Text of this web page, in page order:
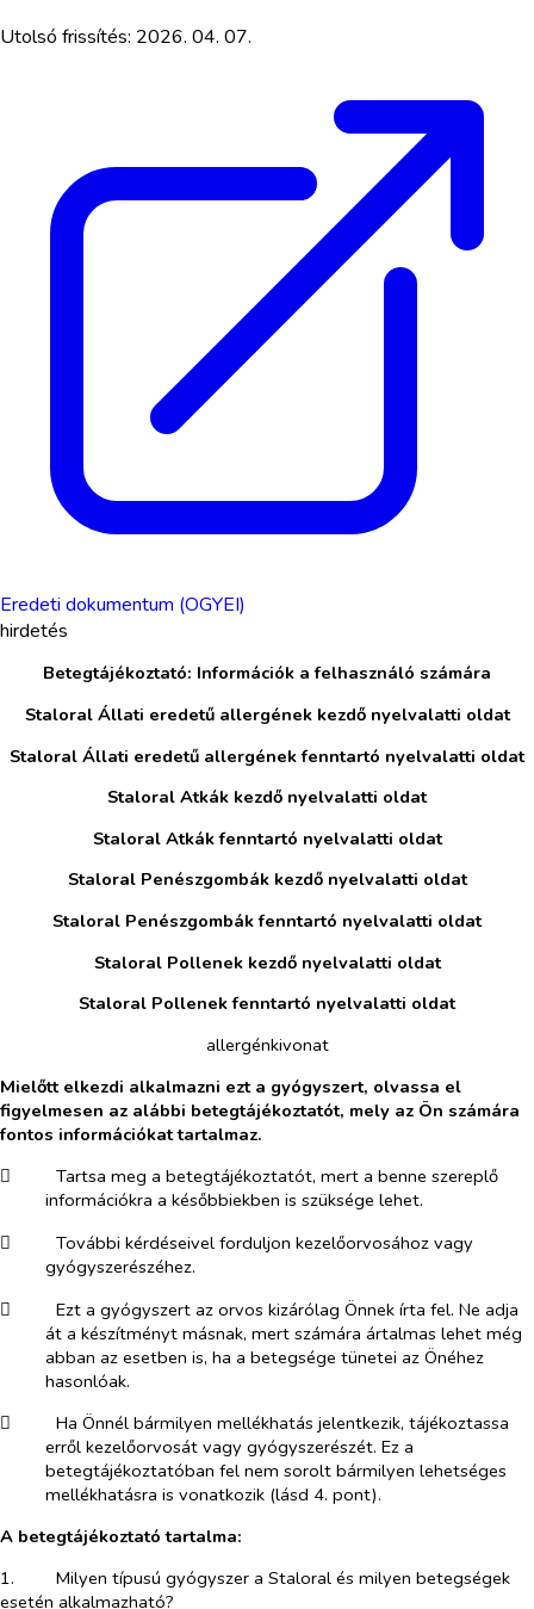
Utolsó frissítés: 2026. 04. 07.
Eredeti dokumentum (OGYEI)
hirdetés
Betegtájékoztató: Információk a felhasználó számára
Staloral Állati eredetű allergének kezdő nyelvalatti oldat
Staloral Állati eredetű allergének fenntartó nyelvalatti oldat
Staloral Atkák kezdő nyelvalatti oldat
Staloral Atkák fenntartó nyelvalatti oldat
Staloral Penészgombák kezdő nyelvalatti oldat
Staloral Penészgombák fenntartó nyelvalatti oldat
Staloral Pollenek kezdő nyelvalatti oldat
Staloral Pollenek fenntartó nyelvalatti oldat
allergénkivonat
Mielőtt elkezdi alkalmazni ezt a gyógyszert, olvassa el
figyelmesen az alábbi betegtájékoztatót, mely az Ön számára
fontos információkat tartalmaz.
​
Tartsa meg a betegtájékoztatót, mert a benne szereplő
információkra a későbbiekben is szüksége lehet.
​
További kérdéseivel forduljon kezelőorvosához vagy
gyógyszerészéhez.
​
Ezt a gyógyszert az orvos kizárólag Önnek írta fel. Ne adja
át a készítményt másnak, mert számára ártalmas lehet még
abban az esetben is, ha a betegsége tünetei az Önéhez
hasonlóak.
​
Ha Önnél bármilyen mellékhatás jelentkezik, tájékoztassa
erről kezelőorvosát vagy gyógyszerészét. Ez a
betegtájékoztatóban fel nem sorolt bármilyen lehetséges
mellékhatásra is vonatkozik (lásd 4. pont).
A betegtájékoztató tartalma:
1.​
Milyen típusú gyógyszer a Staloral és milyen betegségek
esetén alkalmazható?